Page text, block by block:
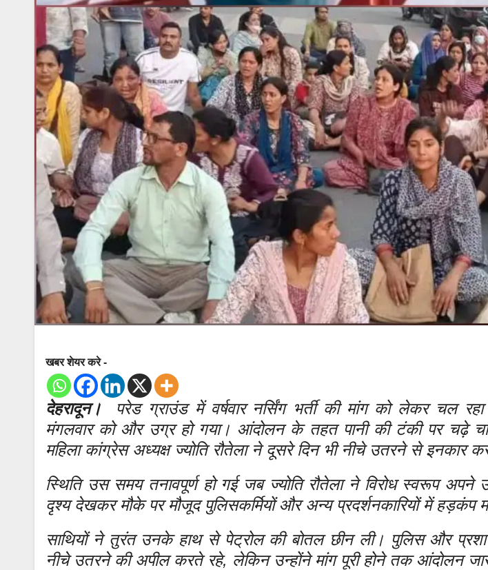
खबर शेयर करे -
देहरादून।
परेड ग्राउंड में वर्षवार नर्सिंग भर्ती की मांग को लेकर चल
मंगलवार को और उग्र हो गया। आंदोलन के तहत पानी की टंकी पर चढ़े
महिला कांग्रेस अध्यक्ष ज्योति रौतेला ने दूसरे दिन भी नीचे उतरने से इनकार
स्थिति उस समय तनावपूर्ण हो गई जब ज्योति रौतेला ने विरोध स्वरूप
दृश्य देखकर मौके पर मौजूद पुलिसकर्मियों और अन्य प्रदर्शनकारियों में हड़कंप
साथियों ने तुरंत उनके हाथ से पेट्रोल की बोतल छीन ली। पुलिस और
नीचे उतरने की अपील करते रहे, लेकिन उन्होंने मांग पूरी होने तक आंदोलन